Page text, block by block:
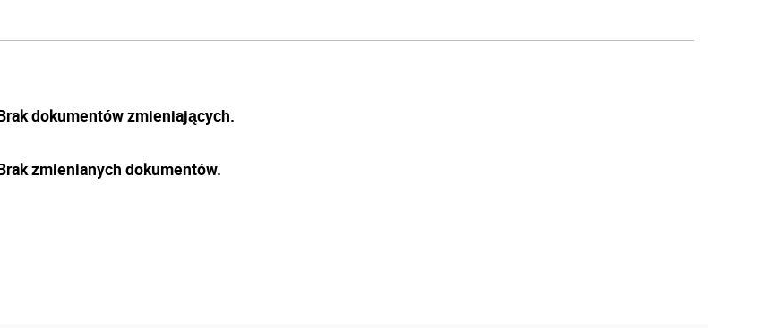
dokumentów zmieniających.
zmienianych dokumentów.